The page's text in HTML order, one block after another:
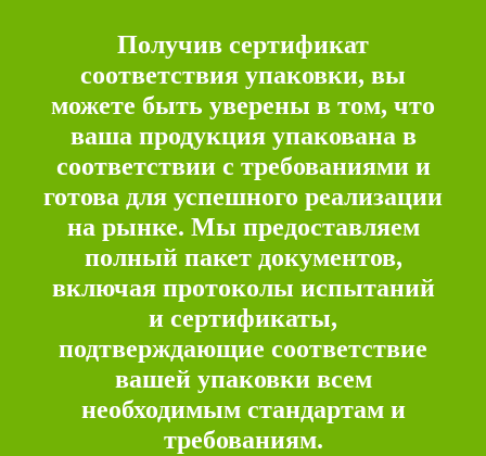
Получив сертификат
соответствия упаковки, вы
можете быть уверены в том, что
ваша продукция упакована в
соответствии с требованиями и
готова для успешного реализации
на рынке. Мы предоставляем
полный пакет документов,
включая протоколы испытаний
и сертификаты,
подтверждающие соответствие
вашей упаковки всем
необходимым стандартам и
требованиям.